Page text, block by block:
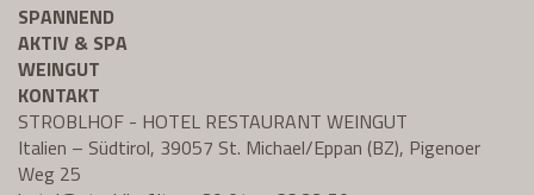
SPANNEND
AKTIV & SPA
WEINGUT
KONTAKT
STROBLHOF - HOTEL RESTAURANT WEINGUT
Italien – Südtirol, 39057 St. Michael/Eppan (BZ), Pigenoer
Weg 25